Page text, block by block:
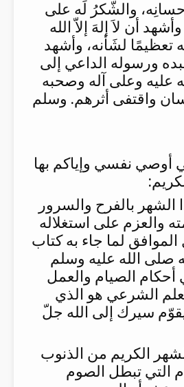
والشّكرُ لَه على
أن لاَ إلهَ إلاّ الله
تعظيمًا لشَأنه، وأشهد
ورسوله الداعي إلى
عليه وعلى آله وصحبه
واقتفى أثرهم. وسلم
أوصي نفسي وإياكم بها
الشهر بالفرح والسرور
والعزم على استغلاله
الموافق لما جاء به كتاب
صلى الله عليه وسلم
أحكام الصيام والعمل
الشرعي هو الذي
سيرك إلى الله جلّ
الكريم من الذنوب
التي تبطل الصوم